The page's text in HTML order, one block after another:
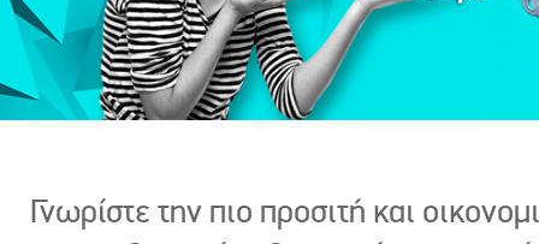
Γνωρίστε την πιο προσιτή και